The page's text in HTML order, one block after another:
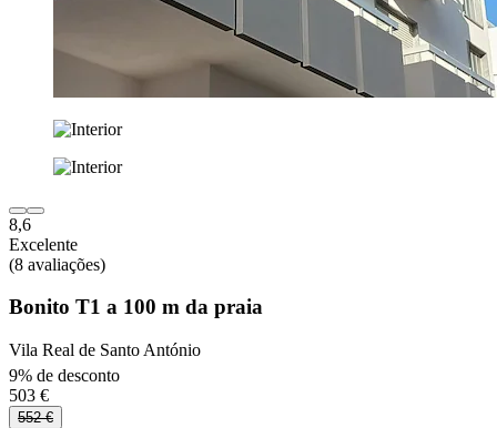
8,6
Excelente
(8 avaliações)
Bonito T1 a 100 m da praia
Vila Real de Santo António
9% de desconto
503 €
552 €